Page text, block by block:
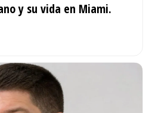
y su vida en Miami.